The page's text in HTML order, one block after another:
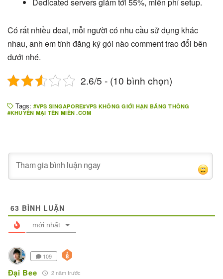
Dedicated servers giảm tới 55%, miễn phí setup.
Có rất nhiều deal, mỗi người có nhu cầu sử dụng khác
nhau, anh em tính đăng ký gói nào comment trao đổi bên
dưới nhé.
2.6/5 - (10 bình chọn)
Tags: VPS SINGAPORE VPS KHÔNG GIỚI HẠN BĂNG THÔNG
KHUYẾN MẠI TÊN MIỀN .COM
63 BÌNH LUẬN
mới nhất
109
Đại Bee 2 năm trước